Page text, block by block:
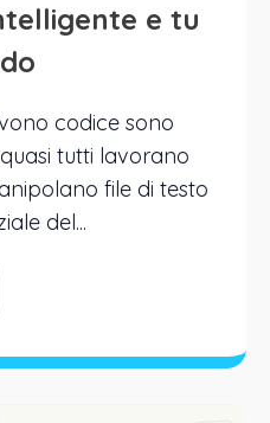
e tu
codice sono
tutti lavorano
file di testo
del...